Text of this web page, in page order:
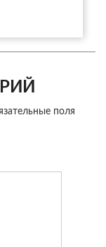
поля